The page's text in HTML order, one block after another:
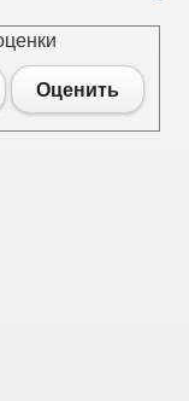
Оценить